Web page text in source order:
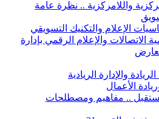
واللامركزية .. نظرة عامة
الإعلام والتكنيك التسويقي
الاتصالات والإعلام الرقمي بإدارة
والإدارة الريادية
الأعمال
.. مفاهيم ومصطلحات